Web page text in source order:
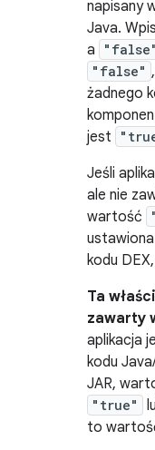
napisany
Java.
a
"false"
"false"
żadnego
jest
Jeśli
ale nie
wartość
kodu
Ta
zawarty
aplikacja
kodu
JAR,
"true"
to